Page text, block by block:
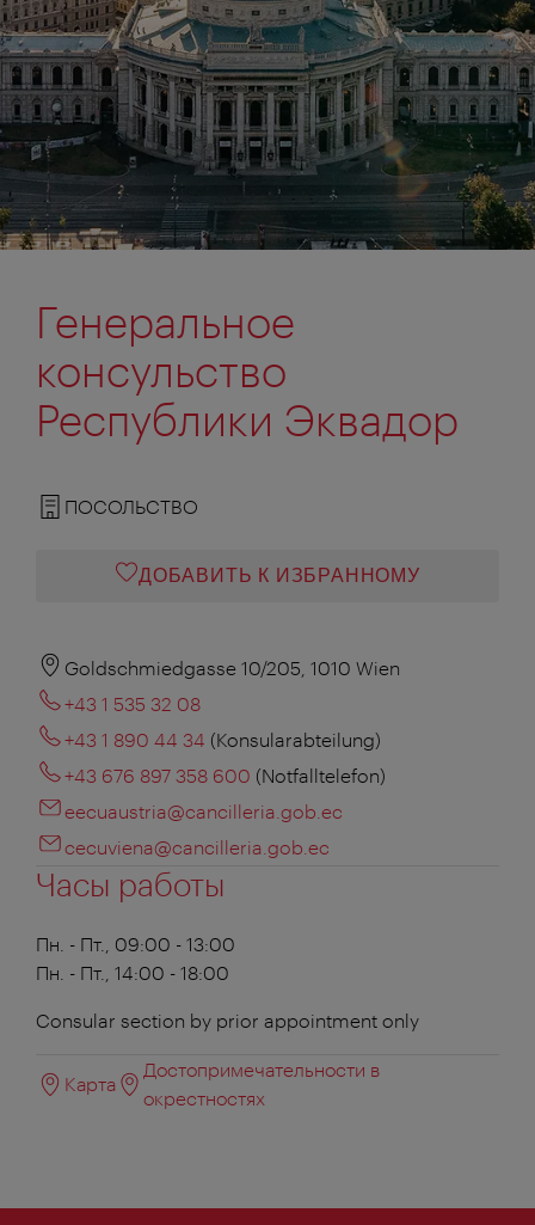
Генеральное
консульство
Республики Эквадор
ПОСОЛЬСТВО
ДОБАВИТЬ К ИЗБРАННОМУ
Goldschmiedgasse 10/205, 1010 Wien
+43 1 535 32 08
+43 1 890 44 34 (Konsularabteilung)
+43 676 897 358 600 (Notfalltelefon)
eecuaustria@cancilleria.gob.ec
cecuviena@cancilleria.gob.ec
Часы работы
Пн. - Пт., 09:00 - 13:00
Пн. - Пт., 14:00 - 18:00
Consular section by prior appointment only
Карта
Достопримечательности в
окрестностях